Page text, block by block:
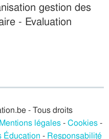
gestion des
- Evaluation
- Tous droits
Mentions légales-Cookies-
Éducation - Responsabilité